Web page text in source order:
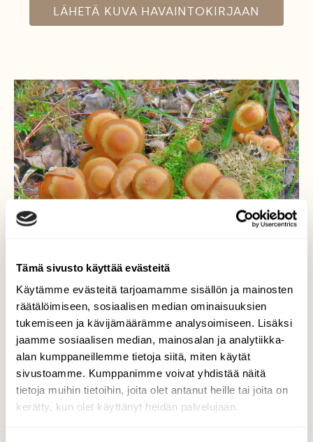
Tämä sivusto käyttää evästeitä
Käytämme evästeitä tarjoamamme sisällön ja mainosten
räätälöimiseen, sosiaalisen median ominaisuuksien
tukemiseen ja kävijämäärämme analysoimiseen. Lisäksi
jaamme sosiaalisen median, mainosalan ja analytiikka-
alan kumppaneillemme tietoja siitä, miten käytät
sivustoamme. Kumppanimme voivat yhdistää näitä
tietoja muihin tietoihin, joita olet antanut heille tai joita on
kerätty, kun olet käyttänyt heidän palvelujaan.
LÄHETÄ KUVA HAVAINTOKIRJAAN
Koivunkantosieniä
Hyvä ruokasieni. Sitä on joskus suuria